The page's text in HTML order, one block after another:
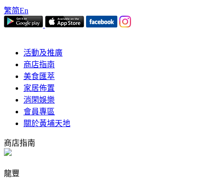
繁简En
活動及推廣
商店指南
美食匯萃
家居佈置
消閑娛樂
會員專區
關於黃埔天地
商店指南
龍豐